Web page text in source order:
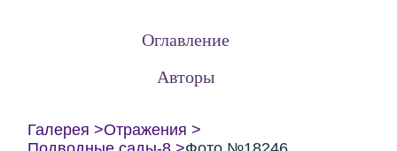
Оглавление
Авторы
Галерея
Отражения